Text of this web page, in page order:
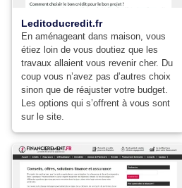
Leditoducredit.fr
En aménageant dans maison, vous
étiez loin de vous doutiez que les
travaux allaient vous revenir cher. Du
coup vous n’avez pas d’autres choix
sinon que de réajuster votre budget.
Les options qui s’offrent à vous sont
sur le site.